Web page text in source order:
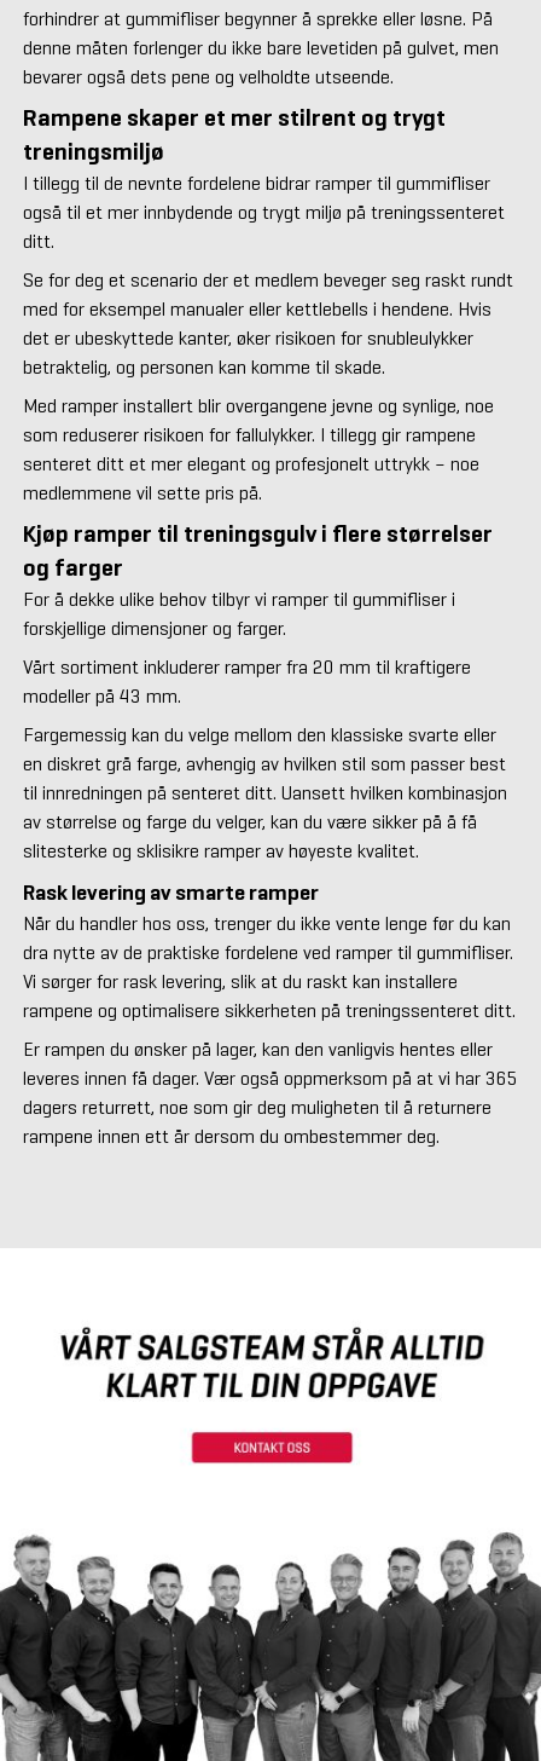
forhindrer at gummifliser begynner å sprekke eller løsne. På
denne måten forlenger du ikke bare levetiden på gulvet, men
bevarer også dets pene og velholdte utseende.
Rampene skaper et mer stilrent og trygt
treningsmiljø
I tillegg til de nevnte fordelene bidrar ramper til gummifliser
også til et mer innbydende og trygt miljø på treningssenteret
ditt.
Se for deg et scenario der et medlem beveger seg raskt rundt
med for eksempel manualer eller kettlebells i hendene. Hvis
det er ubeskyttede kanter, øker risikoen for snubleulykker
betraktelig, og personen kan komme til skade.
Med ramper installert blir overgangene jevne og synlige, noe
som reduserer risikoen for fallulykker. I tillegg gir rampene
senteret ditt et mer elegant og profesjonelt uttrykk – noe
medlemmene vil sette pris på.
Kjøp ramper til treningsgulv i flere størrelser
og farger
For å dekke ulike behov tilbyr vi ramper til gummifliser i
forskjellige dimensjoner og farger.
Vårt sortiment inkluderer ramper fra 20 mm til kraftigere
modeller på 43 mm.
Fargemessig kan du velge mellom den klassiske svarte eller
en diskret grå farge, avhengig av hvilken stil som passer best
til innredningen på senteret ditt. Uansett hvilken kombinasjon
av størrelse og farge du velger, kan du være sikker på å få
slitesterke og sklisikre ramper av høyeste kvalitet.
Rask levering av smarte ramper
Når du handler hos oss, trenger du ikke vente lenge før du kan
dra nytte av de praktiske fordelene ved ramper til gummifliser.
Vi sørger for rask levering, slik at du raskt kan installere
rampene og optimalisere sikkerheten på treningssenteret ditt.
Er rampen du ønsker på lager, kan den vanligvis hentes eller
leveres innen få dager. Vær også oppmerksom på at vi har 365
dagers returrett, noe som gir deg muligheten til å returnere
rampene innen ett år dersom du ombestemmer deg.